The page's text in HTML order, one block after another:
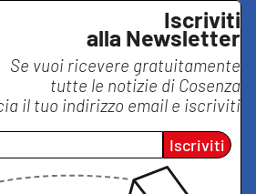
Iscriviti
alla Newsletter
Se vuoi ricevere gratuitamente
tutte le notizie di Cosenza
il tuo indirizzo email e iscriviti
Iscriviti